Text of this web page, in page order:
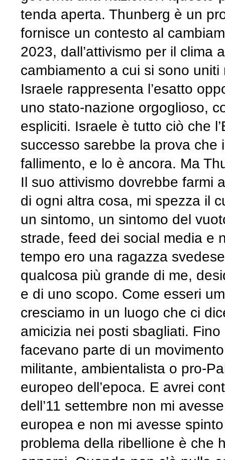
tenda aperta. Thunberg è un
fornisce un contesto al
2023, dall’attivismo per il clima
cambiamento a cui si sono
Israele rappresenta l’esatto
uno stato-nazione orgoglioso,
espliciti. Israele è tutto ciò che
successo sarebbe la prova
fallimento, e lo è ancora. Ma
Il suo attivismo dovrebbe farmi
di ogni altra cosa, mi spezza il
un sintomo, un sintomo del
strade, feed dei social media e
tempo ero una ragazza
qualcosa più grande di me,
e di uno scopo. Come esseri
cresciamo in un luogo che ci
amicizia nei posti sbagliati.
facevano parte di un
militante, ambientalista o pro-
europeo dell’epoca. E avrei
dell’11 settembre non mi
europea e non mi avesse
problema della ribellione è che